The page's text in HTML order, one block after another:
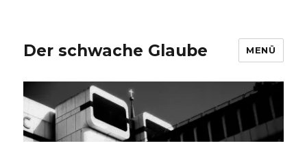
Der schwache Glaube MENÜ